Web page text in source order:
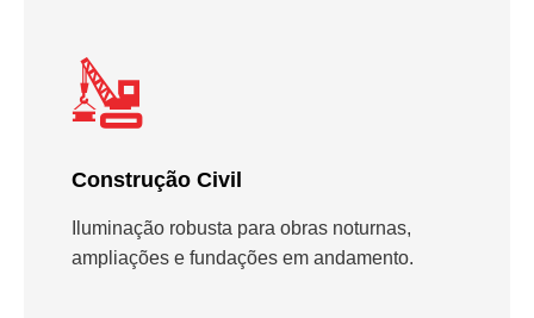
Construção Civil
Iluminação robusta para obras noturnas,
ampliações e fundações em andamento.